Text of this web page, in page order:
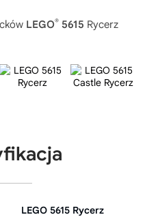
LEGO® 5615 Rycerz
LEGO 5615 Rycerz